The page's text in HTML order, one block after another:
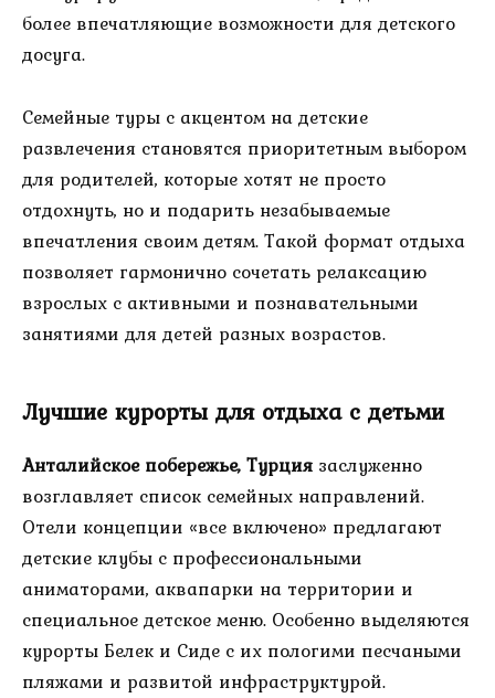
более впечатляющие возможности для детского
досуга.
Семейные туры с акцентом на детские
развлечения становятся приоритетным выбором
для родителей, которые хотят не просто
отдохнуть, но и подарить незабываемые
впечатления своим детям. Такой формат отдыха
позволяет гармонично сочетать релаксацию
взрослых с активными и познавательными
занятиями для детей разных возрастов.
Лучшие курорты для отдыха с детьми
Анталийское побережье, Турция заслуженно
возглавляет список семейных направлений.
Отели концепции «все включено» предлагают
детские клубы с профессиональными
аниматорами, аквапарки на территории и
специальное детское меню. Особенно выделяются
курорты Белек и Сиде с их пологими песчаными
пляжами и развитой инфраструктурой.